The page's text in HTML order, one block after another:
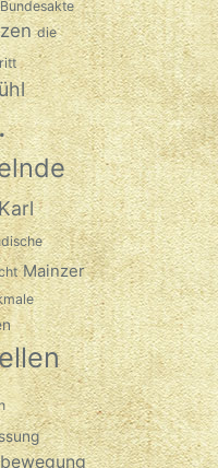
Bundesakte
die
Mainzer